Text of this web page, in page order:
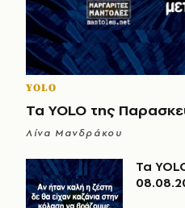
YOLO
Τα YOLO της
Λίνα Μανδράκου
Τα